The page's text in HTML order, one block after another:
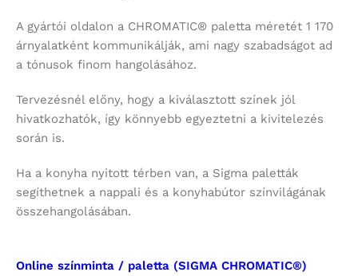
A gyártói oldalon a CHROMATIC® paletta méretét 1 170
árnyalatként kommunikálják, ami nagy szabadságot ad
a tónusok finom hangolásához.
Tervezésnél előny, hogy a kiválasztott színek jól
hivatkozhatók, így könnyebb egyeztetni a kivitelezés
során is.
Ha a konyha nyitott térben van, a Sigma paletták
segíthetnek a nappali és a konyhabútor színvilágának
összehangolásában.
Online színminta / paletta (SIGMA CHROMATIC®)